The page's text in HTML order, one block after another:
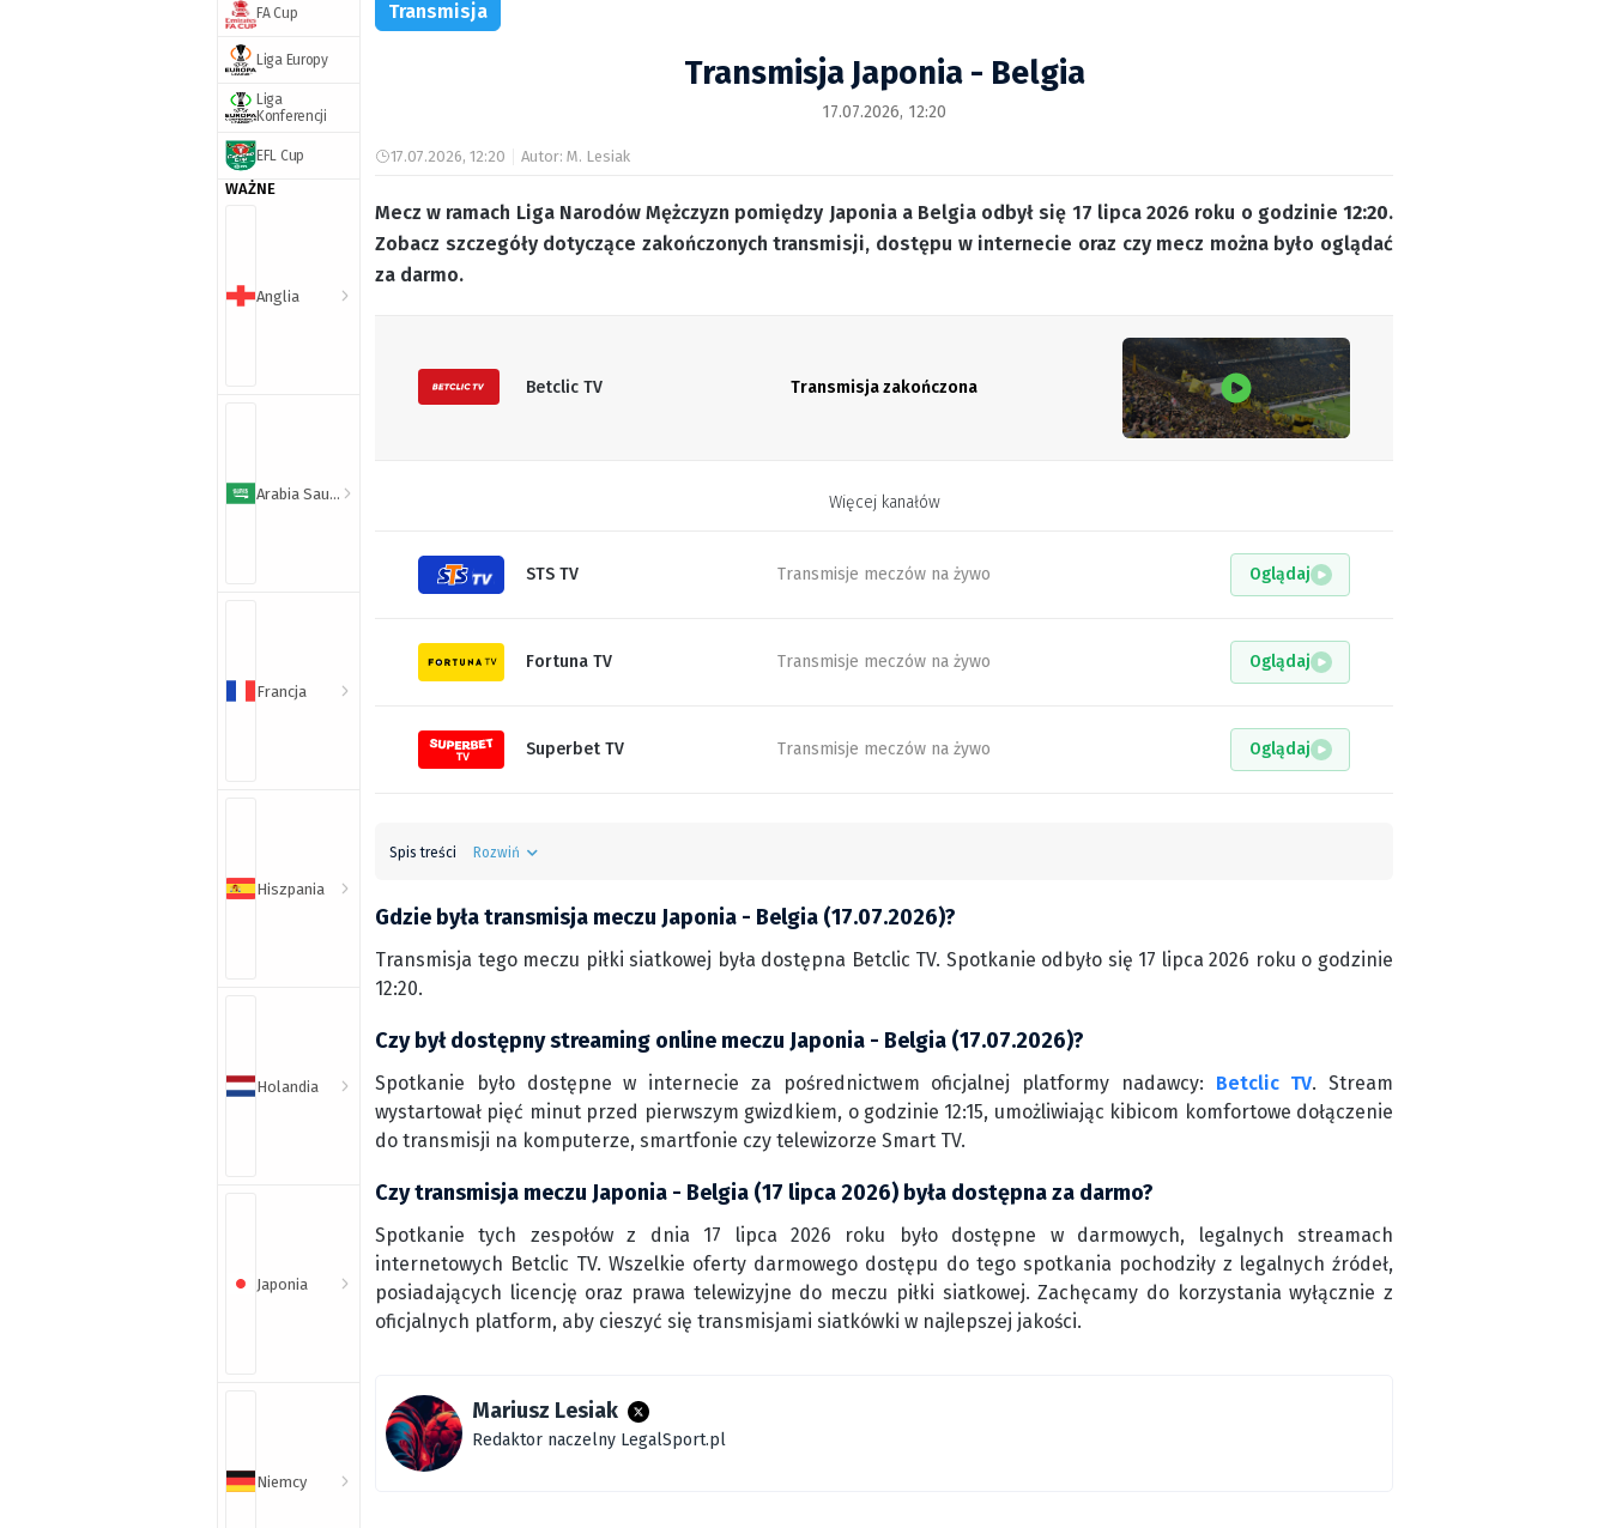
FA Cup
Liga Europy
Liga
Konferencji
EFL Cup
WAŻNE
Anglia
Arabia Saudyjska
Francja
Hiszpania
Holandia
Japonia
Niemcy
Transmisja
Transmisja Japonia - Belgia
17.07.2026, 12:20
17.07.2026, 12:20 Autor: M. Lesiak
Mecz w ramach Liga Narodów Mężczyzn pomiędzy Japonia a Belgia odbył się 17 lipca 2026 roku o godzinie 12:20.
Zobacz szczegóły dotyczące zakończonych transmisji, dostępu w internecie oraz czy mecz można było oglądać
za darmo.
Betclic TV Transmisja zakończona
Więcej kanałów
STS TV Transmisje meczów na żywo Oglądaj
Fortuna TV Transmisje meczów na żywo Oglądaj
Superbet TV Transmisje meczów na żywo Oglądaj
Spis treści Rozwiń
Gdzie była transmisja meczu Japonia - Belgia (17.07.2026)?
Transmisja tego meczu piłki siatkowej była dostępna Betclic TV. Spotkanie odbyło się 17 lipca 2026 roku o godzinie
12:20.
Czy był dostępny streaming online meczu Japonia - Belgia (17.07.2026)?
Spotkanie było dostępne w internecie za pośrednictwem oficjalnej platformy nadawcy: Betclic TV. Stream
wystartował pięć minut przed pierwszym gwizdkiem, o godzinie 12:15, umożliwiając kibicom komfortowe dołączenie
do transmisji na komputerze, smartfonie czy telewizorze Smart TV.
Czy transmisja meczu Japonia - Belgia (17 lipca 2026) była dostępna za darmo?
Spotkanie tych zespołów z dnia 17 lipca 2026 roku było dostępne w darmowych, legalnych streamach
internetowych Betclic TV. Wszelkie oferty darmowego dostępu do tego spotkania pochodziły z legalnych źródeł,
posiadających licencję oraz prawa telewizyjne do meczu piłki siatkowej. Zachęcamy do korzystania wyłącznie z
oficjalnych platform, aby cieszyć się transmisjami siatkówki w najlepszej jakości.
Mariusz Lesiak
Redaktor naczelny LegalSport.pl